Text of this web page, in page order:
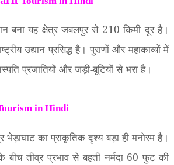
बना यह क्षेत्र जबलपुर से 210 किमी दूर है।
उद्यान प्रसिद्ध है। पुराणों और महाकाव्यों में
प्रजातियों और जड़ी-बूटियों से भरा है।
in Hindi
भेड़ाघाट का प्राकृतिक दृश्य बड़ा ही मनोरम है।
तीव्र प्रभाव से बहती नर्मदा 60 फुट की